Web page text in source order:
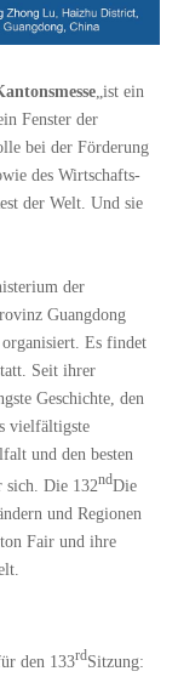
„ist ein
Fenster der
bei der Förderung
des Wirtschafts-
der Welt. Und sie
der
Guangdong
Es findet
Seit ihrer
Geschichte, den
vielfältigste
und den besten
sich. Die 132ndDie
und Regionen
Fair und ihre
den 133rd Sitzung: